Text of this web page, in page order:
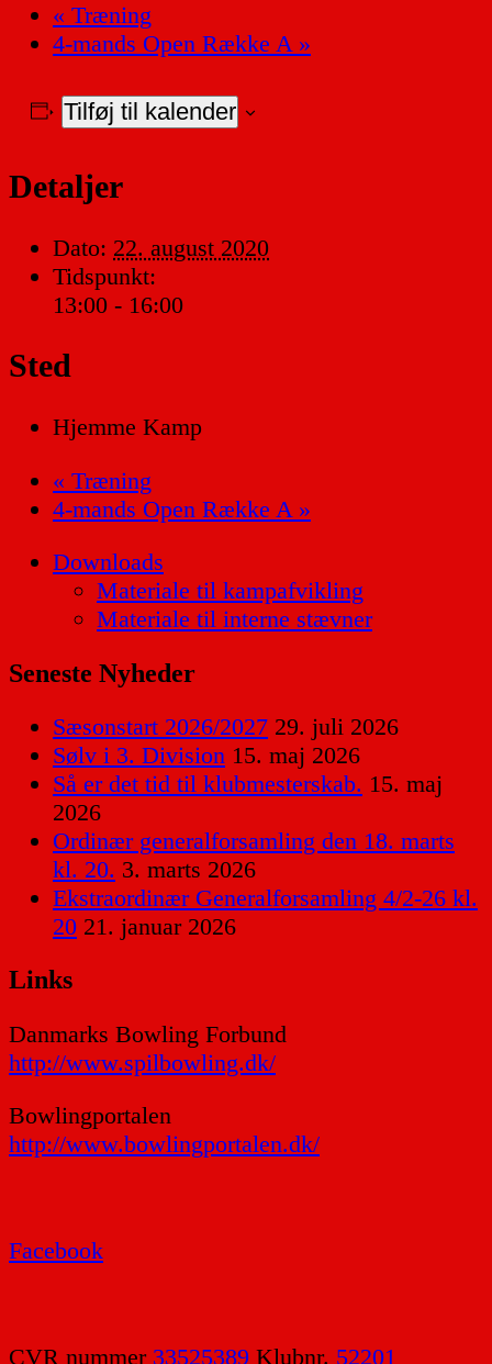
« Træning
4-mands Open Række A »
Tilføj til kalender
Detaljer
Dato: 22. august 2020
Tidspunkt:
13:00 - 16:00
Sted
Hjemme Kamp
« Træning
4-mands Open Række A »
Downloads
Materiale til kampafvikling
Materiale til interne stævner
Seneste Nyheder
Sæsonstart 2026/2027 29. juli 2026
Sølv i 3. Division 15. maj 2026
Så er det tid til klubmesterskab. 15. maj
2026
Ordinær generalforsamling den 18. marts
kl. 20. 3. marts 2026
Ekstraordinær Generalforsamling 4/2-26 kl.
20 21. januar 2026
Links
Danmarks Bowling Forbund
http://www.spilbowling.dk/
Bowlingportalen
http://www.bowlingportalen.dk/
Facebook
CVR nummer 33525389 Klubnr. 52201